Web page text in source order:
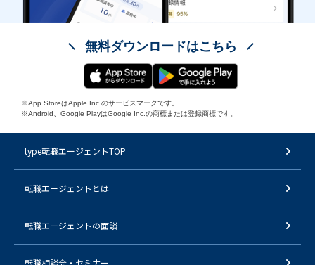
無料ダウンロードはこちら
※App StoreはApple Inc.のサービスマークです。
※Android、Google PlayはGoogle Inc.の商標または登録商標です。
type転職エージェントTOP
転職エージェントとは
転職エージェントの面談
転職相談会・セミナー